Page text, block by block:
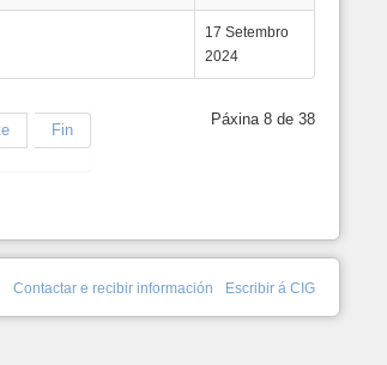
17 Setembro
2024
Páxina 8 de 38
Fin
Escribir á CIG
Contactar e recibir información